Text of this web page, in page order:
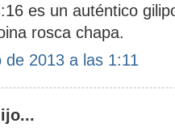
es un auténtico
rosca chapa.
de 2013 a las 1:11